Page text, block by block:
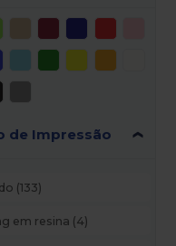
de Impressão
(133)
em resina (4)